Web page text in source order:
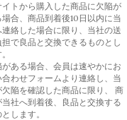
イトから購入した商品に欠陥が
場合、商品到着後10日以内に当
連絡した場合に限り、当社の送
担で良品と交換できるものとし
がある場合、会員は速やかにお
合わせフォームより連絡し、当
欠陥を確認した商品に限り、 商
当社へ到着後、良品と交換する
します。